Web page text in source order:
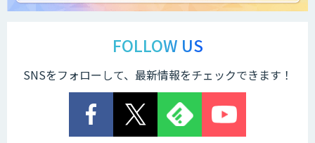
FOLLOW US
SNSをフォローして、最新情報をチェックできます！